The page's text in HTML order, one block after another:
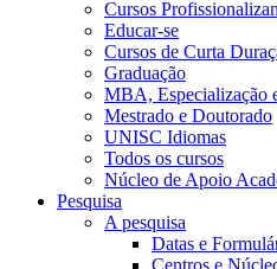
Cursos
Educar-se
Cursos de Curta
Graduação
MBA, Especialização
Mestrado e Doutorado
UNISC Idiomas
Todos os cursos
Núcleo de Apoio
Pesquisa
A pesquisa
Datas e